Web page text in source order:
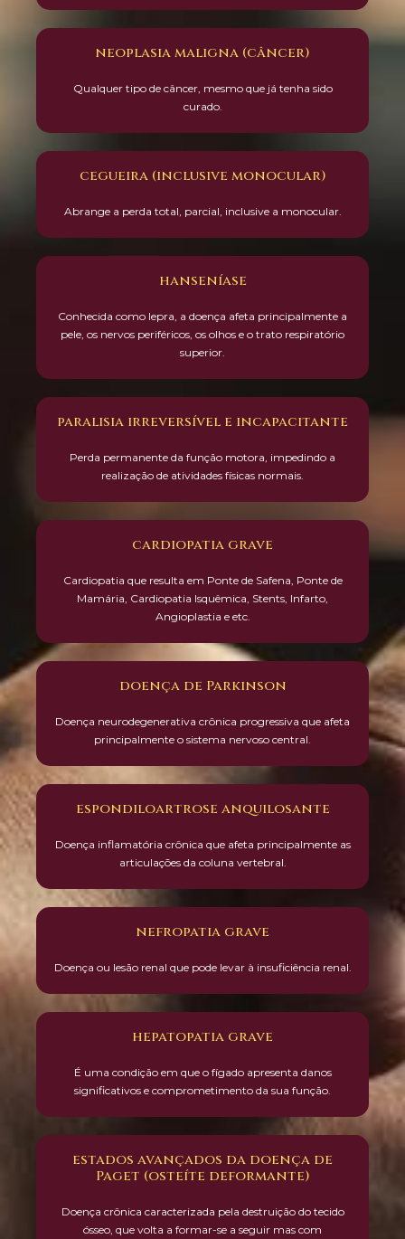
neoplasia maligna (câncer)
Qualquer tipo de câncer, mesmo que já tenha sido
curado.
cegueira (inclusive monocular)
Abrange a perda total, parcial, inclusive a monocular.
hanseníase
Conhecida como lepra, a doença afeta principalmente a
pele, os nervos periféricos, os olhos e o trato respiratório
superior.
paralisia irreversível e incapacitante
Perda permanente da função motora, impedindo a
realização de atividades físicas normais.
cardiopatia grave
Cardiopatia que resulta em Ponte de Safena, Ponte de
Mamária, Cardiopatia Isquêmica, Stents, Infarto,
Angioplastia e etc.
doença de Parkinson
Doença neurodegenerativa crônica progressiva que afeta
principalmente o sistema nervoso central.
espondiloartrose anquilosante
Doença inflamatória crônica que afeta principalmente as
articulações da coluna vertebral.
nefropatia grave
Doença ou lesão renal que pode levar à insuficiência renal.
hepatopatia grave
É uma condição em que o fígado apresenta danos
significativos e comprometimento da sua função.
estados avançados da doença de
Paget (osteíte deformante)
Doença crônica caracterizada pela destruição do tecido
ósseo, que volta a formar-se a seguir mas com